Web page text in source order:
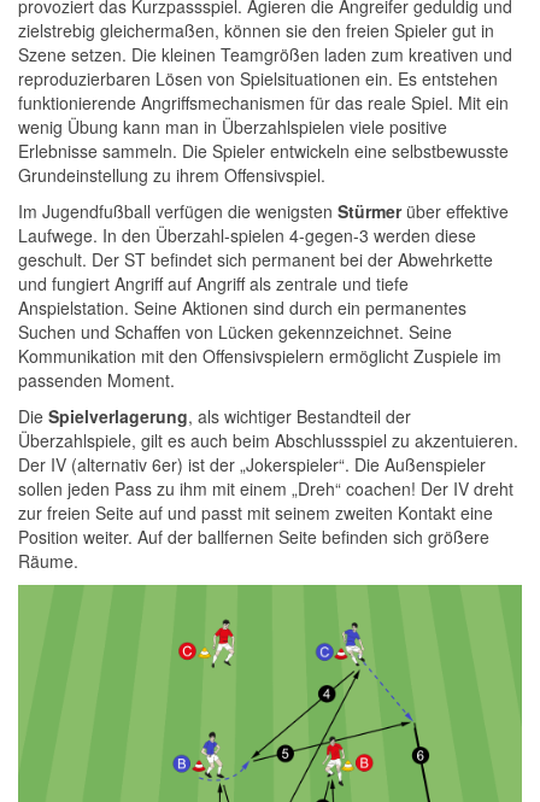
provoziert das Kurzpassspiel. Agieren die Angreifer geduldig und
zielstrebig gleichermaßen, können sie den freien Spieler gut in
Szene setzen. Die kleinen Teamgrößen laden zum kreativen und
reproduzierbaren Lösen von Spielsituationen ein. Es entstehen
funktionierende Angriffsmechanismen für das reale Spiel. Mit ein
wenig Übung kann man in Überzahlspielen viele positive
Erlebnisse sammeln. Die Spieler entwickeln eine selbstbewusste
Grundeinstellung zu ihrem Offensivspiel.
Im Jugendfußball verfügen die wenigsten Stürmerüber effektive
Laufwege. In den Überzahl-spielen 4-gegen-3 werden diese
geschult. Der ST befindet sich permanent bei der Abwehrkette
und fungiert Angriff auf Angriff als zentrale und tiefe
Anspielstation. Seine Aktionen sind durch ein permanentes
Suchen und Schaffen von Lücken gekennzeichnet. Seine
Kommunikation mit den Offensivspielern ermöglicht Zuspiele im
passenden Moment.
Die Spielverlagerung, als wichtiger Bestandteil der
Überzahlspiele, gilt es auch beim Abschlussspiel zu akzentuieren.
Der IV (alternativ 6er) ist der „Jokerspieler“. Die Außenspieler
sollen jeden Pass zu ihm mit einem „Dreh“ coachen! Der IV dreht
zur freien Seite auf und passt mit seinem zweiten Kontakt eine
Position weiter. Auf der ballfernen Seite befinden sich größere
Räume.